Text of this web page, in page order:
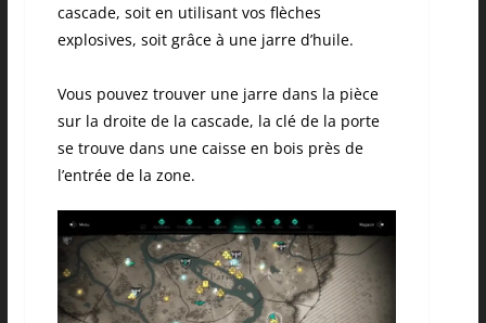
cascade, soit en utilisant vos flèches
explosives, soit grâce à une jarre d’huile.
Vous pouvez trouver une jarre dans la pièce
sur la droite de la cascade, la clé de la porte
se trouve dans une caisse en bois près de
l’entrée de la zone.